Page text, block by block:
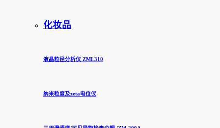
化妆品
液晶粒径分析仪 ZML310
纳米粒度及zeta电位仪